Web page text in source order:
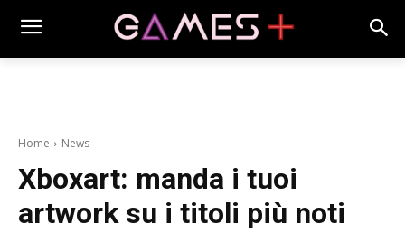
Home News
Xboxart: manda i tuoi
artwork su i titoli più noti